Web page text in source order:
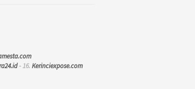
- 16. Kerinciexpose.com